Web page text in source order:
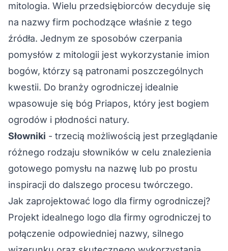
mitologia. Wielu przedsiębiorców decyduje się
na nazwy firm pochodzące właśnie z tego
źródła. Jednym ze sposobów czerpania
pomysłów z mitologii jest wykorzystanie imion
bogów, którzy są patronami poszczególnych
kwestii. Do branży ogrodniczej idealnie
wpasowuje się bóg Priapos, który jest bogiem
ogrodów i płodności natury.
Słowniki - trzecią możliwością jest przeglądanie
różnego rodzaju słowników w celu znalezienia
gotowego pomysłu na nazwę lub po prostu
inspiracji do dalszego procesu twórczego.
Jak zaprojektować logo dla firmy ogrodniczej?
Projekt idealnego logo dla firmy ogrodniczej to
połączenie odpowiedniej nazwy, silnego